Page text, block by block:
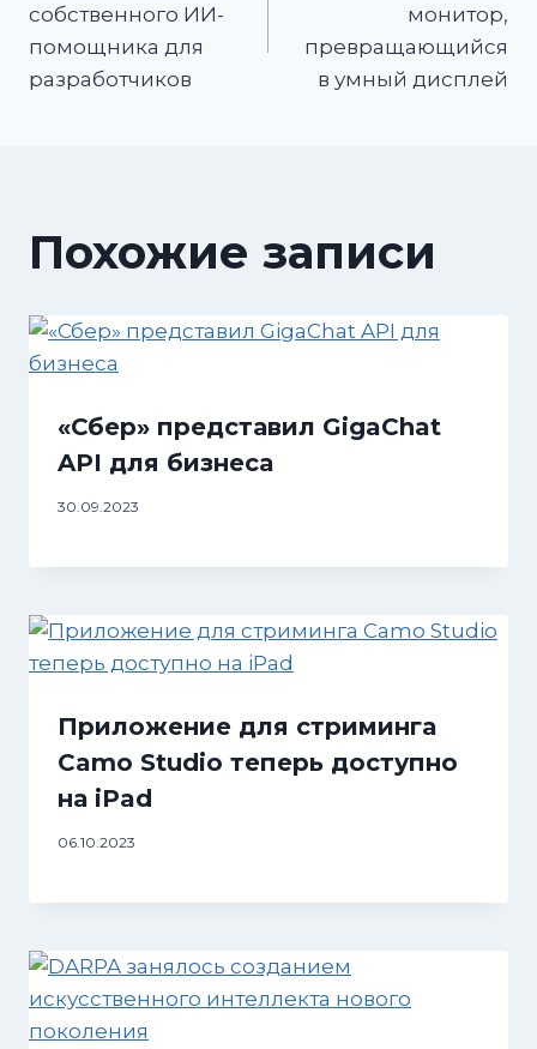
собственного ИИ-
помощника для
разработчиков
монитор,
превращающийся
в умный дисплей
Похожие записи
«Сбер» представил GigaChat
API для бизнеса
30.09.2023
Приложение для стриминга
Camo Studio теперь доступно
на iPad
06.10.2023